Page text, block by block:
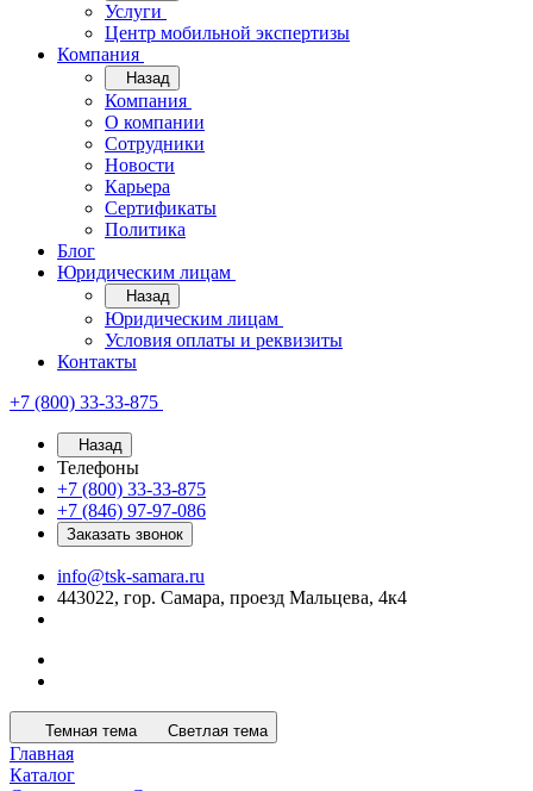
Услуги
Центр мобильной экспертизы
Компания
Назад
Компания
О компании
Сотрудники
Новости
Карьера
Сертификаты
Политика
Блог
Юридическим лицам
Назад
Юридическим лицам
Условия оплаты и реквизиты
Контакты
+7 (800) 33-33-875
Назад
Телефоны
+7 (800) 33-33-875
+7 (846) 97-97-086
Заказать звонок
info@tsk-samara.ru
443022, гор. Самара, проезд Мальцева, 4к4
Темная тема Светлая тема
Главная
Каталог